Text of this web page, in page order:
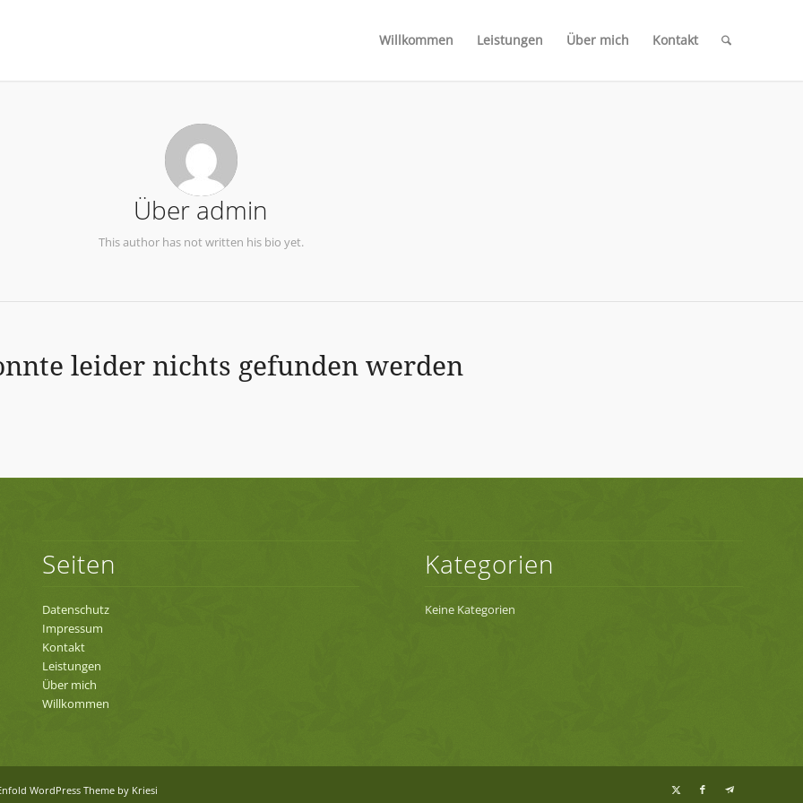
Willkommen Leistungen Über mich Kontakt
Über admin
This author has not written his bio yet.
leider nichts gefunden werden
Seiten
Datenschutz
Impressum
Kontakt
Leistungen
Über mich
Willkommen
Kategorien
Keine Kategorien
WordPress Theme by Kriesi